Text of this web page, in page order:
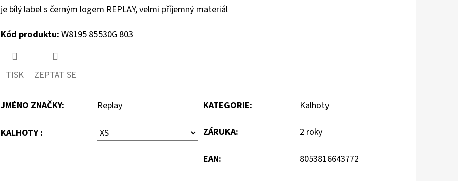
je bílý label s černým logem REPLAY, velmi příjemný materiál
Kód produktu: W8195 85530G 803
TISK ZEPTAT SE
JMÉNO ZNAČKY: Replay
KALHOTY :
KATEGORIE: Kalhoty
ZÁRUKA: 2 roky
EAN: 8053816643772